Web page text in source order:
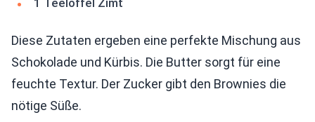
1 Teelöffel Zimt
Diese Zutaten ergeben eine perfekte Mischung aus
Schokolade und Kürbis. Die Butter sorgt für eine
feuchte Textur. Der Zucker gibt den Brownies die
nötige Süße.